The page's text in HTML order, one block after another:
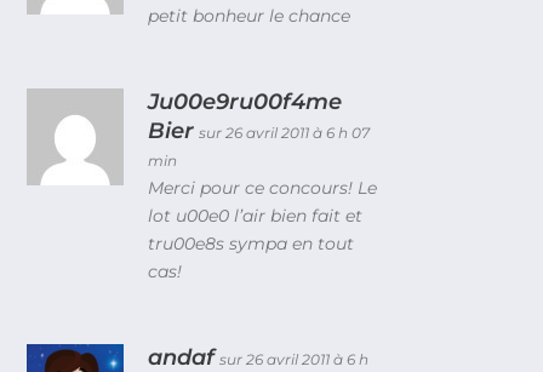
petit bonheur le chance
Ju00e9ru00f4me
Bier sur 26 avril 2011 à 6 h 07
min
Merci pour ce concours! Le
lot u00e0 l’air bien fait et
tru00e8s sympa en tout
cas!
andaf sur 26 avril 2011 à 6 h